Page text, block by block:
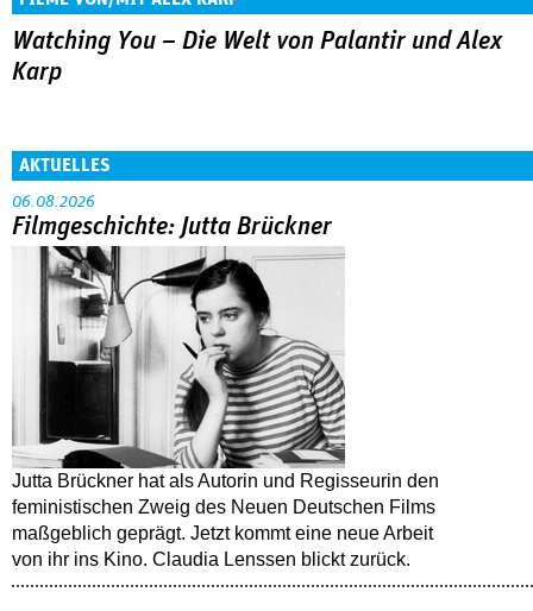
Watching You – Die Welt von Palantir und Alex
Karp
AKTUELLES
06.08.2026
Filmgeschichte: Jutta Brückner
Jutta Brückner hat als Autorin und Regisseurin den
feministischen Zweig des Neuen Deutschen Films
maßgeblich geprägt. Jetzt kommt eine neue Arbeit
von ihr ins Kino. Claudia Lenssen blickt zurück.